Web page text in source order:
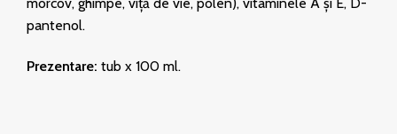
pantenol.
Prezentare: tub x 100 ml.